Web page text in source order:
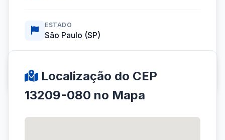
ESTADO
São Paulo (SP)
Localização do CEP
13209-080 no Mapa